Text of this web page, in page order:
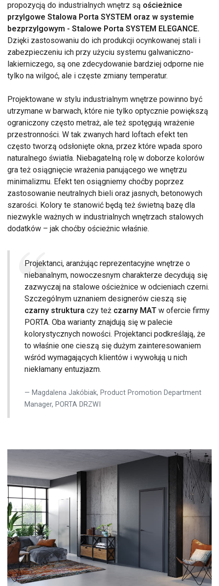
propozycją do industrialnych wnętrz są ościeżnice
przylgowe Stalowa Porta SYSTEM oraz w systemie
bezprzylgowym - Stalowe Porta SYSTEM ELEGANCE.
Dzięki zastosowaniu do ich produkcji ocynkowanej stali i
zabezpieczeniu ich przy użyciu systemu galwaniczno-
lakierniczego, są one zdecydowanie bardziej odporne nie
tylko na wilgoć, ale i częste zmiany temperatur.
Projektowane w stylu industrialnym wnętrze powinno być
utrzymane w barwach, które nie tylko optycznie powiększą
ograniczony często metraż, ale też spotęgują wrażenie
przestronności. W tak zwanych hard loftach efekt ten
często tworzą odsłonięte okna, przez które wpada sporo
naturalnego światła. Niebagatelną rolę w doborze kolorów
gra też osiągnięcie wrażenia panującego we wnętrzu
minimalizmu. Efekt ten osiągniemy choćby poprzez
zastosowanie neutralnych bieli oraz jasnych, betonowych
szarości. Kolory te stanowić będą też świetną bazę dla
niezwykle ważnych w industrialnych wnętrzach stalowych
dodatków – jak choćby ościeżnic właśnie.
Projektanci, aranżując reprezentacyjne wnętrze o
niebanalnym, nowoczesnym charakterze decydują się
zazwyczaj na stalowe ościeżnice w odcieniach czerni.
Szczególnym uznaniem designerów cieszą się
czarny struktura czy też czarny MAT w ofercie firmy
PORTA. Oba warianty znajdują się w palecie
kolorystycznych nowości. Projektanci podkreślają, że
to właśnie one cieszą się dużym zainteresowaniem
wśród wymagających klientów i wywołują u nich
niekłamany entuzjazm.
Magdalena Jakóbiak, Product Promotion Department
Manager, PORTA DRZWI